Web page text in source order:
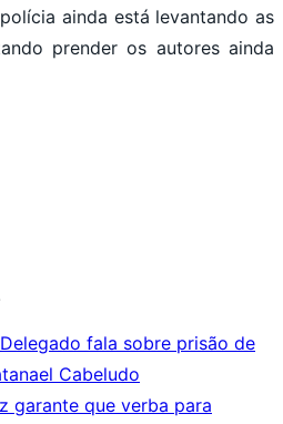
ainda está levantando as
prender os autores ainda
fala sobre prisão de
Cabeludo
garante que verba para